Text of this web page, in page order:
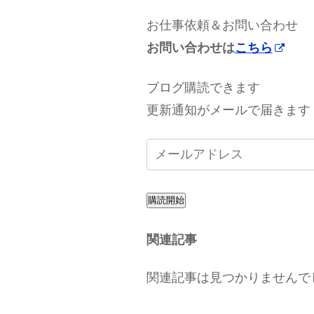
お仕事依頼＆お問い合わせ
お問い合わせはこちら
ブログ購読できます
更新通知がメールで届きます
購読開始
関連記事
関連記事は見つかりませんで